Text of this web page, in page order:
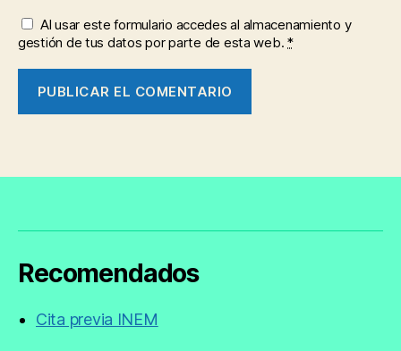
Al usar este formulario accedes al almacenamiento y
gestión de tus datos por parte de esta web.*
Recomendados
Cita previa INEM